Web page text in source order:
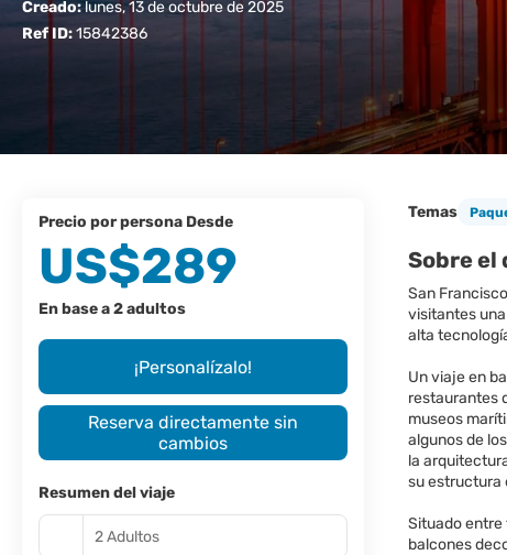
Creado:lunes, 13 de octubre de 2025
Ref ID:15842386
Temas
Sobre el
San
visitantes
alta
Un viaje en
restaurantes
museos
algunos de
la
su estructura
Situado entre
balcones
precio por persona Desde
US$289
En base a 2 adultos
¡Personalízalo!
Reserva directamente sin
cambios
Resumen del viaje
2 Adultos